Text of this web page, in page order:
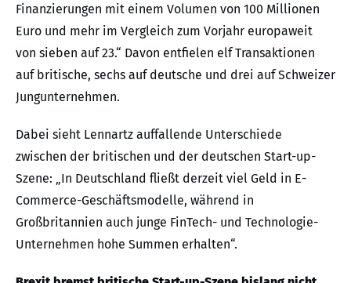
Finanzierungen mit einem Volumen von 100 Millionen
Euro und mehr im Vergleich zum Vorjahr europaweit
von sieben auf 23.“ Davon entfielen elf Transaktionen
auf britische, sechs auf deutsche und drei auf Schweizer
Jungunternehmen.
Dabei sieht Lennartz auffallende Unterschiede
zwischen der britischen und der deutschen Start-up-
Szene: „In Deutschland fließt derzeit viel Geld in E-
Commerce-Geschäftsmodelle, während in
Großbritannien auch junge FinTech- und Technologie-
Unternehmen hohe Summen erhalten“.